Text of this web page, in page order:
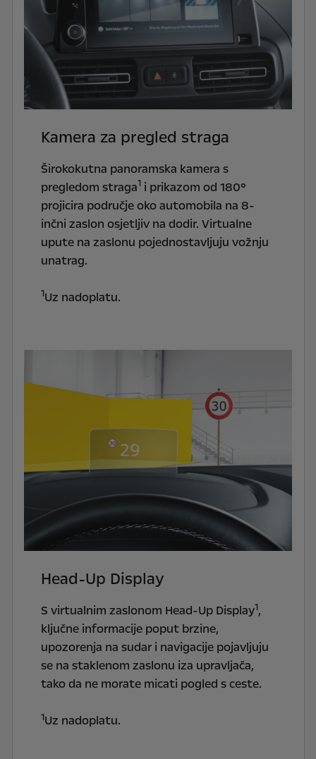
Kamera za pregled straga
Širokokutna panoramska kamera s
pregledom straga1i prikazom od 180°
projicira područje oko automobila na 8-
inčni zaslon osjetljiv na dodir. Virtualne
upute na zaslonu pojednostavljuju vožnju
unatrag.
1Uz nadoplatu.
Head-Up Display
S virtualnim zaslonom Head-Up Display1,
ključne informacije poput brzine,
upozorenja na sudar i navigacije pojavljuju
se na staklenom zaslonu iza upravljača,
tako da ne morate micati pogled s ceste.
1Uz nadoplatu.